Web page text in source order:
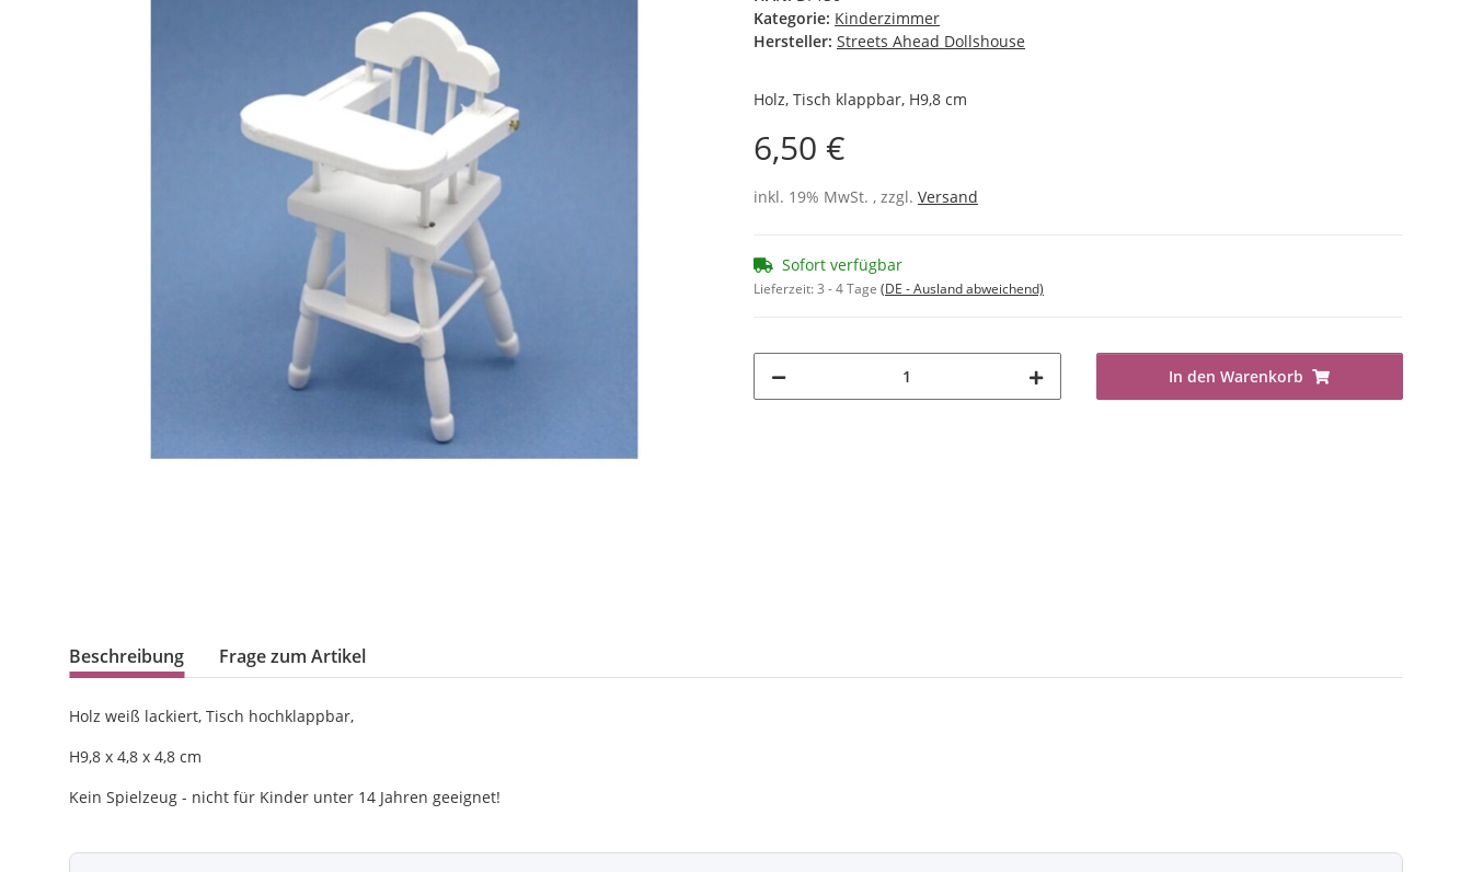
Kategorie: Kinderzimmer
Hersteller: Streets Ahead Dollshouse
Holz, Tisch klappbar, H9,8 cm
6,50 €
inkl. 19% MwSt. , zzgl. Versand
Sofort verfügbar
Lieferzeit:3 - 4 Tage (DE - Ausland abweichend)
In den Warenkorb
Beschreibung Frage zum Artikel
Holz weiß lackiert, Tisch hochklappbar,
H9,8 x 4,8 x 4,8 cm
Kein Spielzeug - nicht für Kinder unter 14 Jahren geeignet!